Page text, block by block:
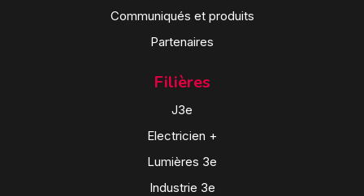
Communiqués et produits
Partenaires
Filières
J3e
Electricien +
Lumières 3e
Industrie 3e